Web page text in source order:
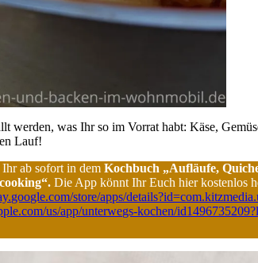
werden, was Ihr so im Vorrat habt: Käse,
Lauf!
Ihr ab sofort in demKochbuch „Aufläufe,
Die App könnt Ihr Euch hier kostenlos
store/apps/
us/app/unterwegs-kochen/